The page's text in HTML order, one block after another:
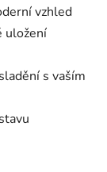
vzhled
uložení
s vaším